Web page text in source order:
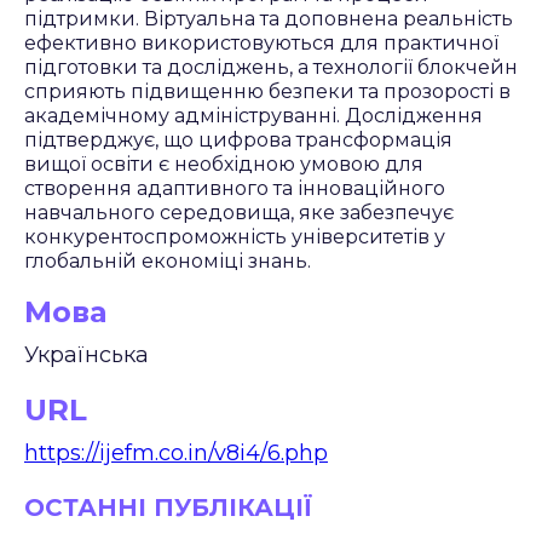
підтримки. Віртуальна та доповнена реальність
ефективно використовуються для практичної
підготовки та досліджень, а технології блокчейн
сприяють підвищенню безпеки та прозорості в
академічному адмініструванні. Дослідження
підтверджує, що цифрова трансформація
вищої освіти є необхідною умовою для
створення адаптивного та інноваційного
навчального середовища, яке забезпечує
конкурентоспроможність університетів у
глобальній економіці знань.
Мова
Українська
URL
https://ijefm.co.in/v8i4/6.php
ОСТАННІ ПУБЛІКАЦІЇ